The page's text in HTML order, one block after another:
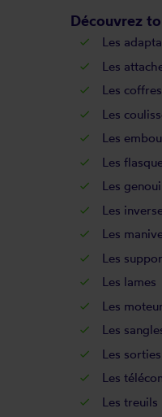
Découvrez
Les
Les
Les coffres
Les
Les
Les
Les
Les
Les
Les
Les lames
Les
Les
Les
Les
Les treuils